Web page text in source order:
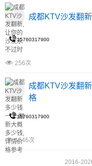
成都KTV沙发翻
15760317900
256次
成都KTV沙发翻
格
15760317900
1546次
2016-